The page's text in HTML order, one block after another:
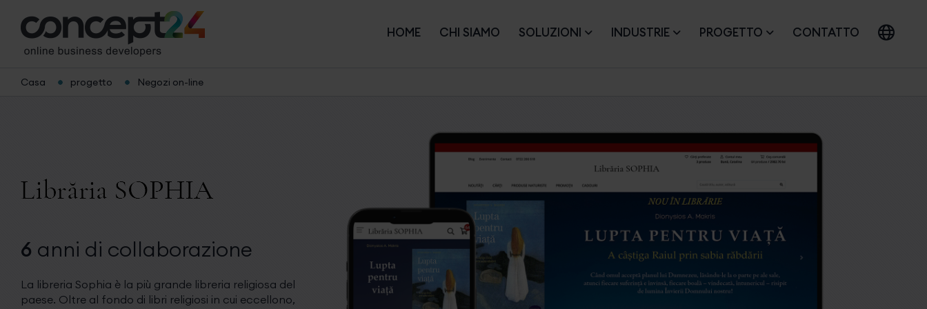
HOME CHI SIAMO SOLUZIONI INDUSTRIE PROGETTO CONTATTO
Casa progetto Negozi on-line
6 anni di collaborazione
La libreria Sophia è la più grande libreria religiosa del
paese. Oltre al fondo di libri religiosi in cui eccellono,